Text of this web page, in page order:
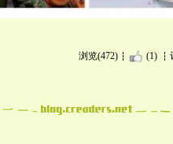
浏览(472) (1)